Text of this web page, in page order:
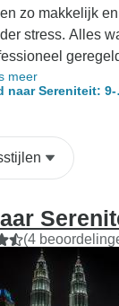
zo makkelijk en
stress. Alles
vanaf het
tot het verblijf
geweldige
en onze
hij gaf
de rit
een onvergetelijke
en we
meer
naar Sereniteit: 9-
(4